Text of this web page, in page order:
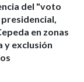
del "voto
en zonas
y exclusión